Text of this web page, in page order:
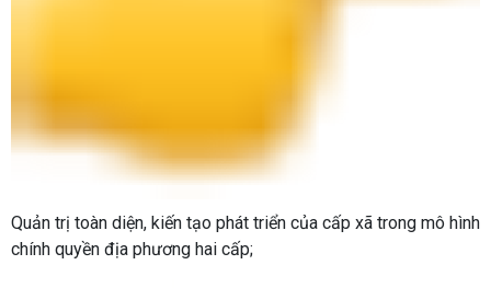
Quản trị toàn diện, kiến tạo phát triển của cấp xã trong mô hình
chính quyền địa phương hai cấp;